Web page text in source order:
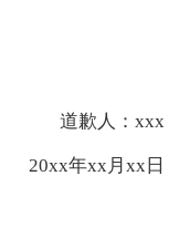
道歉人：xxx
20xx年xx月xx日